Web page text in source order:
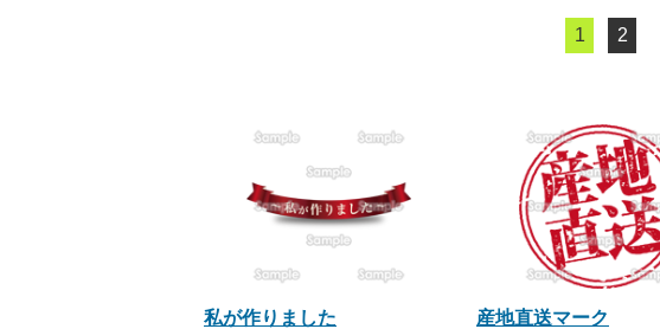
1 2
私が作りました 産地直送マーク